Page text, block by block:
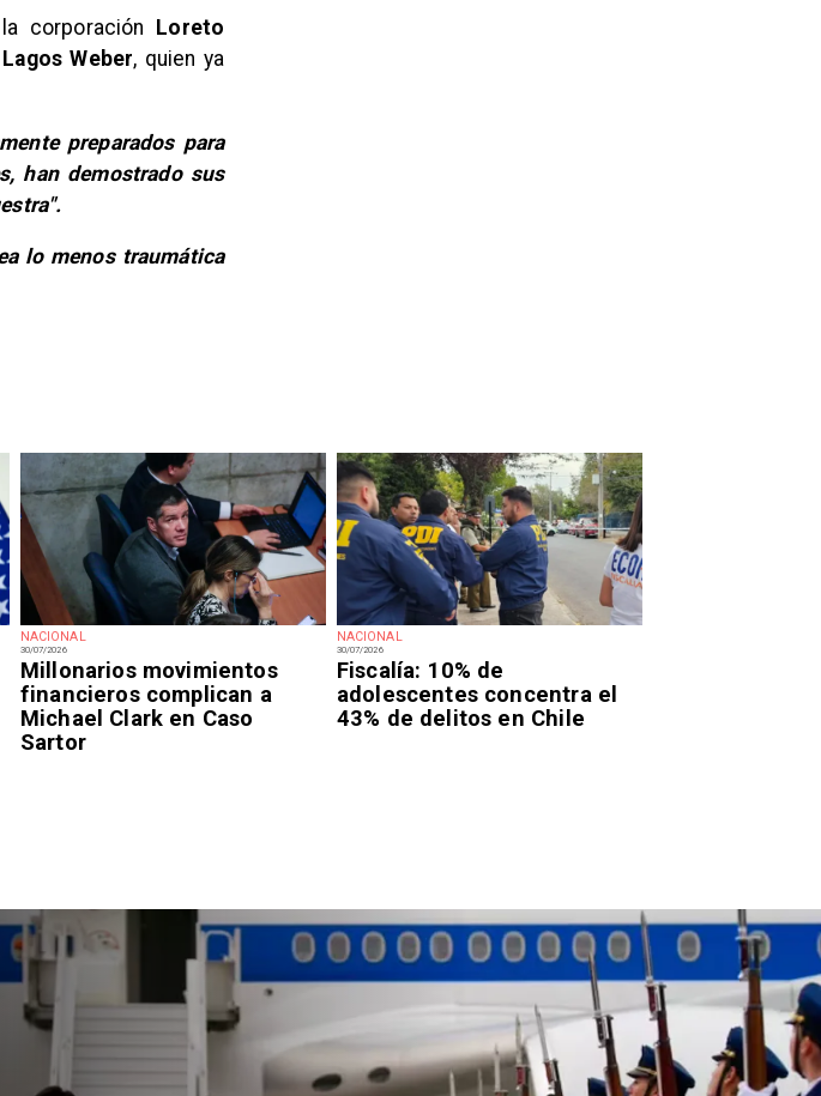
NACIONAL
30/07/2026
Millonarios movimientos
financieros complican a
Michael Clark en Caso
Sartor
NACIONAL
30/07/2026
Fiscalía: 10% de
adolescentes concentra el
43% de delitos en Chile
corporación
Loreto
Weber, quien ya
preparados para
han demostrado sus
lo menos traumática